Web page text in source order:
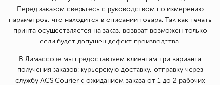
Перед заказом сверьтесь с руководством по измерению
параметров, что находится в описании товара. Так как печать
принта осуществляется на заказ, возврат возможен только
если будет допущен дефект производства.
В Лимассоле мы предоставляем клиентам три варианта
получения заказов: курьерскую доставку, отправку через
службу ACS Courier с ожиданием заказа от 1 до 2 рабочих